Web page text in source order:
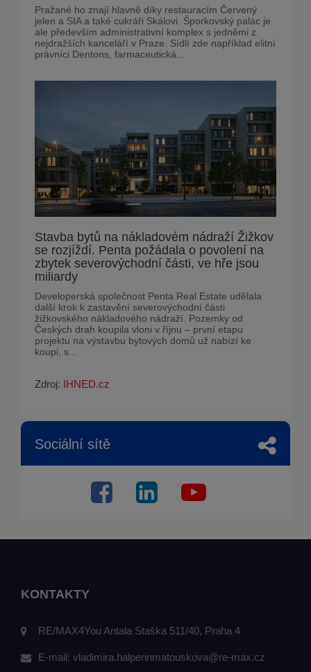
Pražané ho znají hlavně díky restauracím Červený
jelen a SIA a také cukráři Skálovi. Šporkovský palác je
ale především administrativní komplex s jedněmi z
nejdražších kanceláří v Praze. Sídlí zde například elitní
právníci Dentons, farmaceutická...
Stavba bytů na nákladovém nádraží Žižkov
se rozjíždí. Penta požádala o povolení na
zbytek severovýchodní části, ve hře jsou
miliardy
Developerská společnost Penta Real Estate udělala
další krok k zastavění severovýchodní části
žižkovského nákladového nádraží. Pozemky od
Českých drah koupila vloni v říjnu – první etapu
projektu na výstavbu bytových domů už nabízí ke
koupi, s...
Zdroj: IHNED.cz
Sociální sítě
KONTAKTY
RE/MAX4You Antala Staška 511/40, Praha 4
E-mail: vladimira.halperinmatouskova@re-max.cz